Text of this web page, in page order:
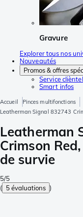
Gravure
Explorer tous nos
Nouveautés
Promos & offres
Service
Smart infos
Accueil
Pinces multifonctions
Leatherman Signal 832743
Leatherman
Crimson
de survie
5/5
( 5 évaluations )